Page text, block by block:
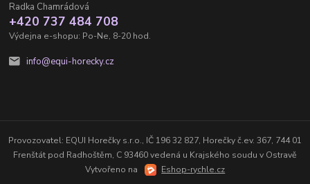
Radka Chamrádová
+420 737 484 708
Výdejna e-shopu: Po-Ne, 8-20 hod.
info@equi-horecky.cz
Provozovatel: EQUI Horečky s.r.o., IČ 196 32 827, Horečky č.ev. 367, 744 01
Frenštát pod Radhoštěm, C 93460 vedená u Krajského soudu v Ostravě
Vytvořeno na
Eshop-rychle.cz